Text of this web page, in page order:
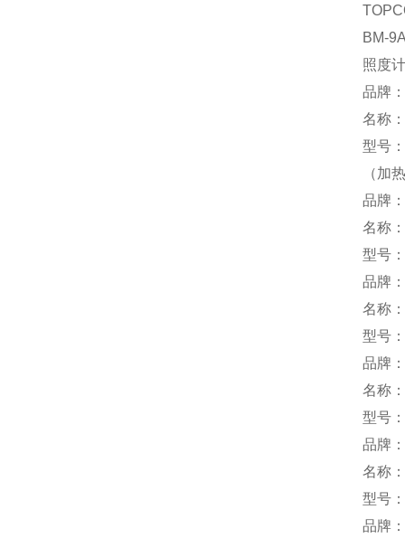
BM-
照度计
品牌
名称
型号
（加
品牌
名称
型号
品牌
名称
型号
品牌
名称
型号
品牌
名称
型号
品牌